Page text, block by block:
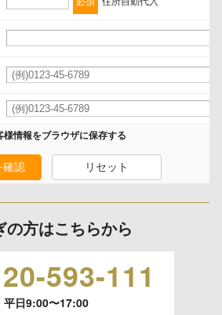
る契約
、個人情報取扱に関する覚書の締結を行い
および問合わせ窓口について
（「開示等」といいます。）に応じます。
報を与えなかった場合に本人に生じる結果
様情報をブラウザに保存する
確認 リセット
の方はこちらから
593-111
平日9:00〜17:00